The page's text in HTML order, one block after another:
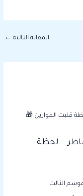
المقالة التالية ←
… لحظة